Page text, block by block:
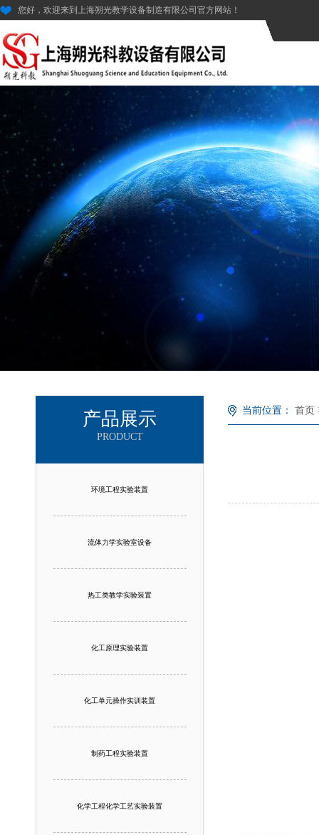
您好，欢迎来到上海朔光教学设备制造有限公司官方网站！
产品展示
PRODUCT
环境工程实验装置
流体力学实验室设备
热工类教学实验装置
化工原理实验装置
化工单元操作实训装置
制药工程实验装置
化学工程化学工艺实验装置
当前位置： 首页